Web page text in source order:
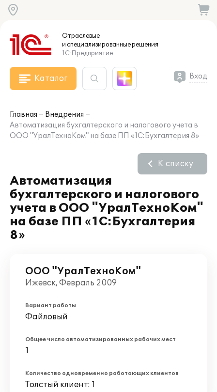
Отраслевые
и специализированныерешения
1С:Предприятие
Каталог Вход
Главная
Внедрения
Автоматизация бухгалтерского и налогового учета в
ООО "УралТехноКом" на базе ПП «1С:Бухгалтерия 8»
Автоматизация
бухгалтерского и налогового
учета в ООО "УралТехноКом"
на базе ПП «1С:Бухгалтерия
8»
К списку
ООО "УралТехноКом"
Ижевск, Февраль 2009
Вариант работы
Файловый
Общее число автоматизированных рабочих мест
1
Количество одновременно работающих клиентов
Толстый клиент: 1